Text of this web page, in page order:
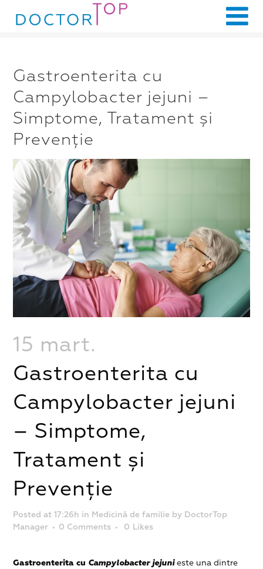
Gastroenterita cu
Campylobacter jejuni –
Simptome, Tratament și
Prevenție
15 mart.
Gastroenterita cu
Campylobacter jejuni
– Simptome,
Tratament și
Prevenție
Posted at 17:26h in Medicină de familie by DoctorTop
Manager
0 Comments 0 Likes
Gastroenterita cu Campylobacter jejunieste una dintre